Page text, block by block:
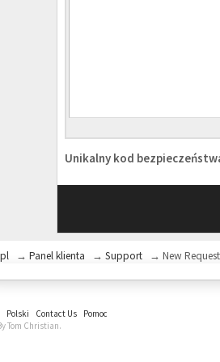
Unikalny kod
→ Panel klienta → Support → New Request
Polski Contact Us
Pomoc
Tom Christian.